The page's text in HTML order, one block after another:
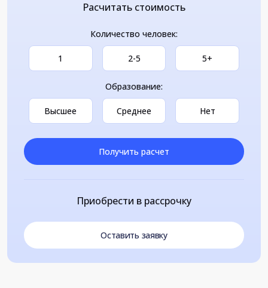
Расчитать стоимость
Количество человек:
1 2-5 5+
Образование:
Высшее Среднее Нет
Получить расчет
Приобрести в рассрочку
Оставить заявку